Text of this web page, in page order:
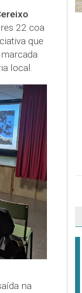
22 coa
que
local.
na